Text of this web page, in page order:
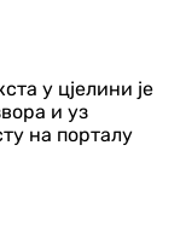
у цјелини је
и уз
на порталу